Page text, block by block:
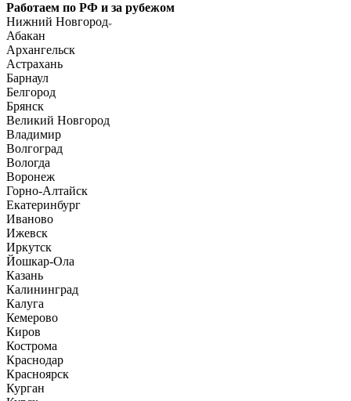
Работаем по РФ и за рубежом
Нижний Новгород
Абакан
Архангельск
Астрахань
Барнаул
Белгород
Брянск
Великий Новгород
Владимир
Волгоград
Вологда
Воронеж
Горно-Алтайск
Екатеринбург
Иваново
Ижевск
Иркутск
Йошкар-Ола
Казань
Калининград
Калуга
Кемерово
Киров
Кострома
Краснодар
Красноярск
Курган